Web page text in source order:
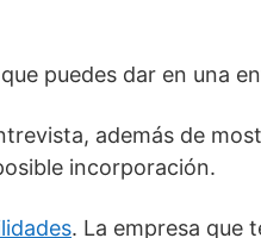
puedes dar en una
además de
incorporación.
. La empresa que